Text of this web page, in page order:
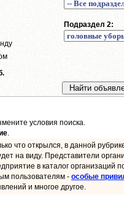
Подраздел 2:
условия поиска.
.
что открылся, в данной
на виду. Представители
в каталог организаций
пользователям - особые
и многое другое.